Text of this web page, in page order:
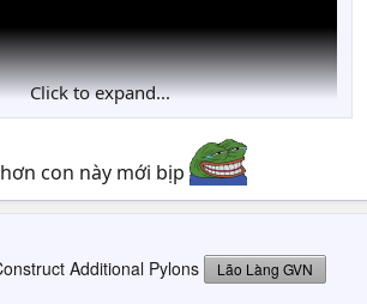
Click to expand...
con này mới bịp
Additional Pylons Lão Làng GVN